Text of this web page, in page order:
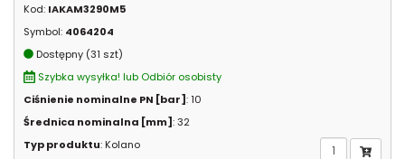
Kod: IAKAM3290M5
Symbol: 4064204
Dostępny (31 szt)
Szybka wysyłka! lub Odbiór osobisty
Ciśnienie nominalne PN [bar]: 10
Średnica nominalna [mm]: 32
Typ produktu: Kolano